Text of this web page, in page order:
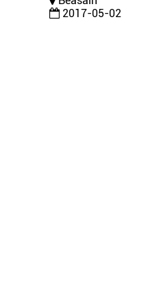
2017-05-02